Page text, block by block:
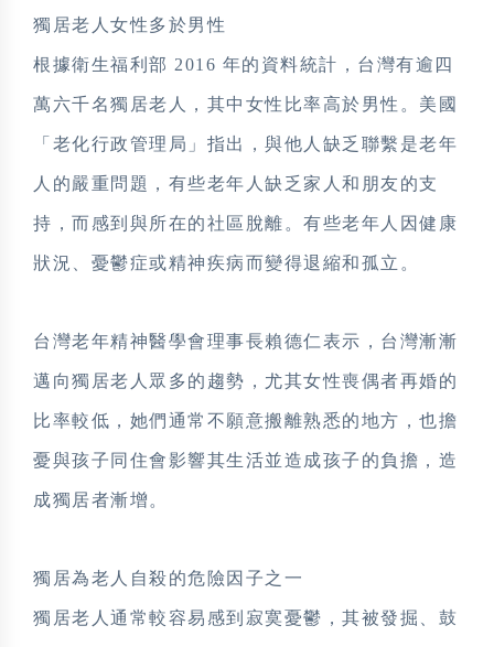
獨居老人女性多於男性
根據衛生福利部 2016 年的資料統計，台灣有逾四
萬六千名獨居老人，其中女性比率高於男性。美國
「老化行政管理局」指出，與他人缺乏聯繫是老年
人的嚴重問題，有些老年人缺乏家人和朋友的支
持，而感到與所在的社區脫離。有些老年人因健康
狀況、憂鬱症或精神疾病而變得退縮和孤立。
台灣老年精神醫學會理事長賴德仁表示，台灣漸漸
邁向獨居老人眾多的趨勢，尤其女性喪偶者再婚的
比率較低，她們通常不願意搬離熟悉的地方，也擔
憂與孩子同住會影響其生活並造成孩子的負擔，造
成獨居者漸增。
獨居為老人自殺的危險因子之一
獨居老人通常較容易感到寂寞憂鬱，其被發掘、鼓